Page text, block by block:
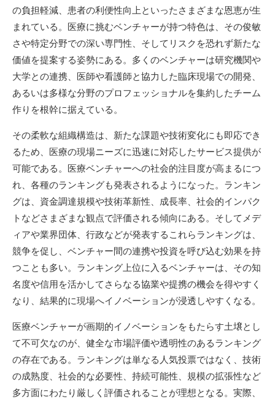
の負担軽減、患者の利便性向上といったさまざまな恩恵が生
まれている。医療に挑むベンチャーが持つ特色は、その俊敏
さや特定分野での深い専門性、そしてリスクを恐れず新たな
価値を提案する姿勢にある。多くのベンチャーは研究機関や
大学との連携、医師や看護師と協力した臨床現場での開発、
あるいは多様な分野のプロフェッショナルを集約したチーム
作りを根幹に据えている。
その柔軟な組織構造は、新たな課題や技術変化にも即応でき
るため、医療の現場ニーズに迅速に対応したサービス提供が
可能である。医療ベンチャーへの社会的注目度が高まるにつ
れ、各種のランキングも発表されるようになった。ランキン
グは、資金調達規模や技術革新性、成長率、社会的インパク
トなどさまざまな観点で評価される傾向にある。そしてメデ
ィアや業界団体、行政などが発表するこれらランキングは、
競争を促し、ベンチャー間の連携や投資を呼び込む効果を持
つことも多い。ランキング上位に入るベンチャーは、その知
名度や信用を活かしてさらなる協業や提携の機会を得やすく
なり、結果的に現場へイノベーションが浸透しやすくなる。
医療ベンチャーが画期的イノベーションをもたらす土壌とし
て不可欠なのが、健全な市場評価や透明性のあるランキング
の存在である。ランキングは単なる人気投票ではなく、技術
の成熟度、社会的な必要性、持続可能性、規模の拡張性など
多方面にわたり厳しく評価されることが理想となる。実際、